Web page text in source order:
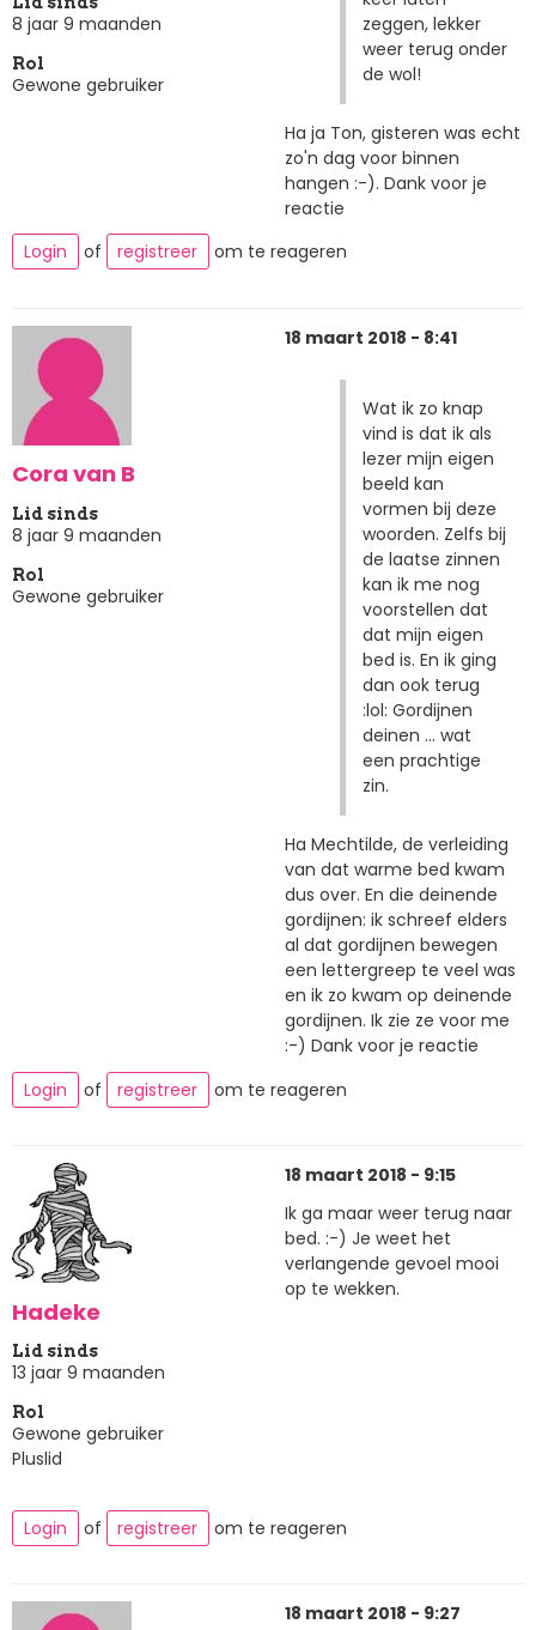
8 jaar 9 maanden
Rol
Gewone gebruiker
zeggen, lekker
weer terug onder
de wol!
Ha ja Ton, gisteren was echt
zo'n dag voor binnen
hangen :-). Dank voor je
reactie
Login
of registreer om te reageren
Cora van B
Lid sinds
8 jaar 9 maanden
Rol
Gewone gebruiker
18 maart 2018 - 8:41
Wat ik zo knap
vind is dat ik als
lezer mijn eigen
beeld kan
vormen bij deze
woorden. Zelfs bij
de laatse zinnen
kan ik me nog
voorstellen dat
dat mijn eigen
bed is. En ik ging
dan ook terug
:lol: Gordijnen
deinen ... wat
een prachtige
zin.
Ha Mechtilde, de verleiding
van dat warme bed kwam
dus over. En die deinende
gordijnen: ik schreef elders
al dat gordijnen bewegen
een lettergreep te veel was
en ik zo kwam op deinende
gordijnen. Ik zie ze voor me
:-) Dank voor je reactie
Login
of registreer om te reageren
Hadeke
Lid sinds
13 jaar 9 maanden
Rol
Gewone gebruiker
Pluslid
18 maart 2018 - 9:15
Ik ga maar weer terug naar
bed. :-) Je weet het
verlangende gevoel mooi
op te wekken.
Login of registreer om te reageren
18 maart 2018 - 9:27